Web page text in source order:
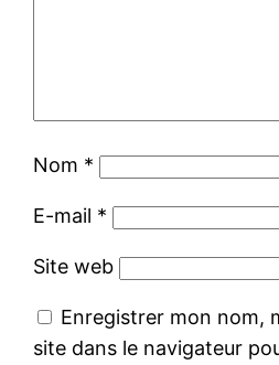
Nom *
E-mail *
Site web
Enregistrer mon nom,
site dans le navigateur